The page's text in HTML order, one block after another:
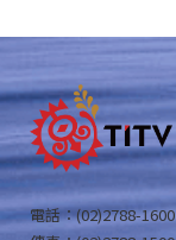
電話：(02)2788-1600